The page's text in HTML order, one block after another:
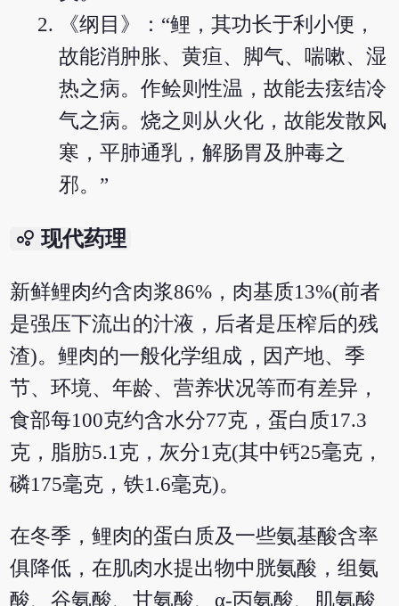
《纲目》：“鲤，其功长于利小便，
故能消肿胀、黄疸、脚气、喘嗽、湿
热之病。作鲙则性温，故能去痃结冷
气之病。烧之则从火化，故能发散风
寒，平肺通乳，解肠胃及肿毒之
邪。”
bubble_chart 现代药理
新鲜鲤肉约含肉浆86%，肉基质13%(前者
是强压下流出的汁液，后者是压榨后的残
渣)。鲤肉的一般化学组成，因产地、季
节、环境、年龄、营养状况等而有差异，
食部每100克约含水分77克，蛋白质17.3
克，脂肪5.1克，灰分1克(其中钙25毫克，
磷175毫克，铁1.6毫克)。
在冬季，鲤肉的蛋白质及一些氨基酸含率
俱降低，在肌肉水提出物中胱氨酸，组氨
酸、谷氨酸、甘氨酸、α-丙氨酸、肌氨酸